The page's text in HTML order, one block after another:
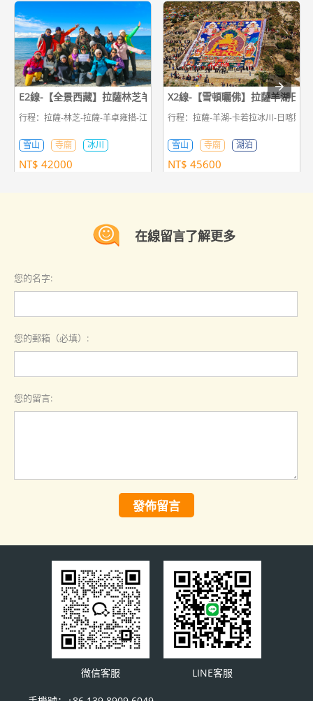
E2線-【全景西藏】拉薩林芝羊湖日喀則珠峰納木措12日遊
行程：拉薩-林芝-拉薩-羊卓雍措-江孜-日喀則-定日-珠峰大本營-定日-日喀則-羊
雪山 寺廟 冰川
NT$ 42000
X2線-【雪頓曬佛】拉薩羊湖日
行程：拉薩-羊湖-卡若拉冰川-日喀則-
雪山 寺廟 湖泊
NT$ 45600
在線留言了解更多
您的名字:
您的郵箱（必填）:
您的留言:
發佈留言
微信客服 LINE客服